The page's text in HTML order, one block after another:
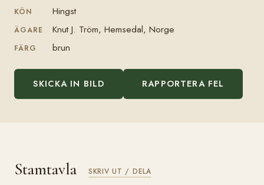
KÖN Hingst
ÄGARE Knut J. Tröm, Hemsedal, Norge
FÄRG brun
SKICKA IN BILD RAPPORTERA FEL
Stamtavla SKRIV UT / DELA